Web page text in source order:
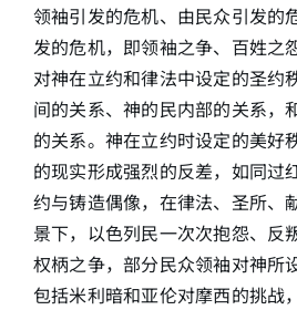
领袖引发的危机、由民众引发的
发的危机，即领袖之争、百姓之
对神在立约和律法中设定的圣约
间的关系、神的民内部的关系，
的关系。神在立约时设定的美好
的现实形成强烈的反差，如同过
约与铸造偶像，在律法、圣所、
景下，以色列民一次次抱怨、反
权柄之争，部分民众领袖对神所
包括米利暗和亚伦对摩西的挑战